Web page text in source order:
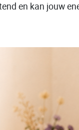
en kan jouw